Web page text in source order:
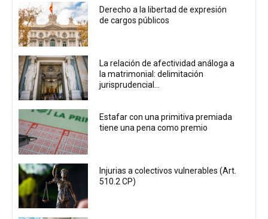
Derecho a la libertad de expresión
de cargos públicos
La relación de afectividad análoga a
la matrimonial: delimitación
jurisprudencial...
Estafar con una primitiva premiada
tiene una pena como premio
Injurias a colectivos vulnerables (Art.
510.2 CP)